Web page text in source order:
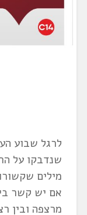
שנדבקו על
מילים
אם יש קשר
מרצפה ובין